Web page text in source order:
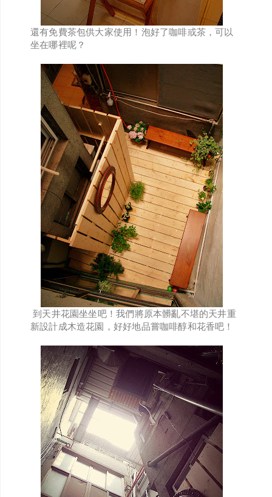
還有免費茶包供大家使用！泡好了咖啡或茶，可以
坐在哪裡呢？
到天井花園坐坐吧！我們將原本髒亂不堪的天井重
新設計成木造花園，好好地品嘗咖啡醇和花香吧！